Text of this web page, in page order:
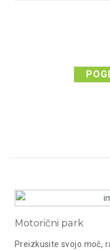
Motorični park
Preizkusite svojo moč,